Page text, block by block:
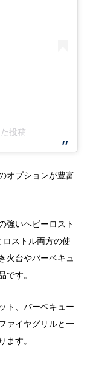
投稿
オプションが豊富
強いヘビーロスト
ストル両方の使
火台やバーベキュ
す。
ト、バーベキュー
ァイヤグリルと一
す。